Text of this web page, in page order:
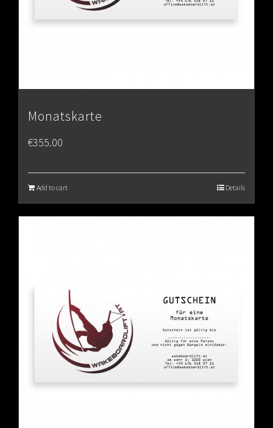
Monatskarte
€355.00
Add to cart Details